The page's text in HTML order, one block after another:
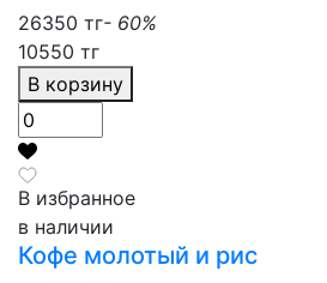
26350 тг- 60%
10550 тг
В корзину
В избранное
в наличии
Кофе молотый и рис